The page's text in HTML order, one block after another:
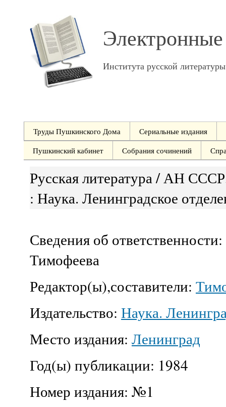
Института русской
Труды Пушкинского Дома
Сериальные издания
Пушкинский кабинет
Собрания сочинений
Русская литература / АН
: Наука. Ленинградское
Сведения об ответственности:
Тимофеева
Редактор(ы),составители:
Издательство: Наука.
Место издания: Ленинград
Год(ы) публикации: 1984
Номер издания: №1